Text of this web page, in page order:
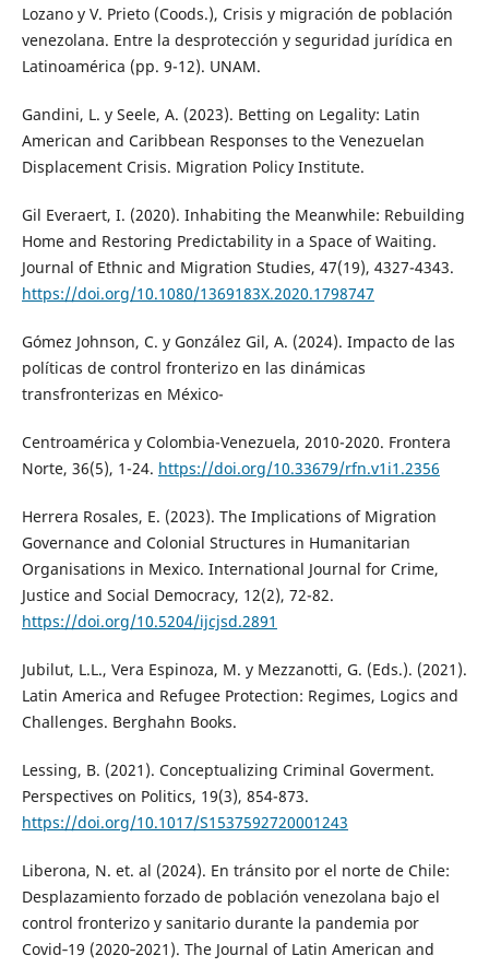
Lozano y V. Prieto (Coods.), Crisis y migración de población
venezolana. Entre la desprotección y seguridad jurídica en
Latinoamérica (pp. 9-12). UNAM.
Gandini, L. y Seele, A. (2023). Betting on Legality: Latin
American and Caribbean Responses to the Venezuelan
Displacement Crisis. Migration Policy Institute.
Gil Everaert, I. (2020). Inhabiting the Meanwhile: Rebuilding
Home and Restoring Predictability in a Space of Waiting.
Journal of Ethnic and Migration Studies, 47(19), 4327-4343.
https://doi.org/10.1080/1369183X.2020.1798747
Gómez Johnson, C. y González Gil, A. (2024). Impacto de las
políticas de control fronterizo en las dinámicas
transfronterizas en México-
Centroamérica y Colombia-Venezuela, 2010-2020. Frontera
Norte, 36(5), 1-24. https://doi.org/10.33679/rfn.v1i1.2356
Herrera Rosales, E. (2023). The Implications of Migration
Governance and Colonial Structures in Humanitarian
Organisations in Mexico. International Journal for Crime,
Justice and Social Democracy, 12(2), 72-82.
https://doi.org/10.5204/ijcjsd.2891
Jubilut, L.L., Vera Espinoza, M. y Mezzanotti, G. (Eds.). (2021).
Latin America and Refugee Protection: Regimes, Logics and
Challenges. Berghahn Books.
Lessing, B. (2021). Conceptualizing Criminal Goverment.
Perspectives on Politics, 19(3), 854-873.
https://doi.org/10.1017/S1537592720001243
Liberona, N. et. al (2024). En tránsito por el norte de Chile:
Desplazamiento forzado de población venezolana bajo el
control fronterizo y sanitario durante la pandemia por
Covid‐19 (2020‐2021). The Journal of Latin American and